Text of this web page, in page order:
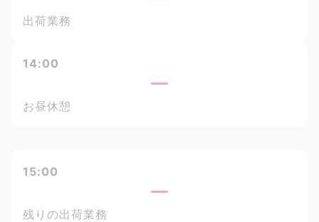
出荷業務
14:00
お昼休憩
15:00
残りの出荷業務